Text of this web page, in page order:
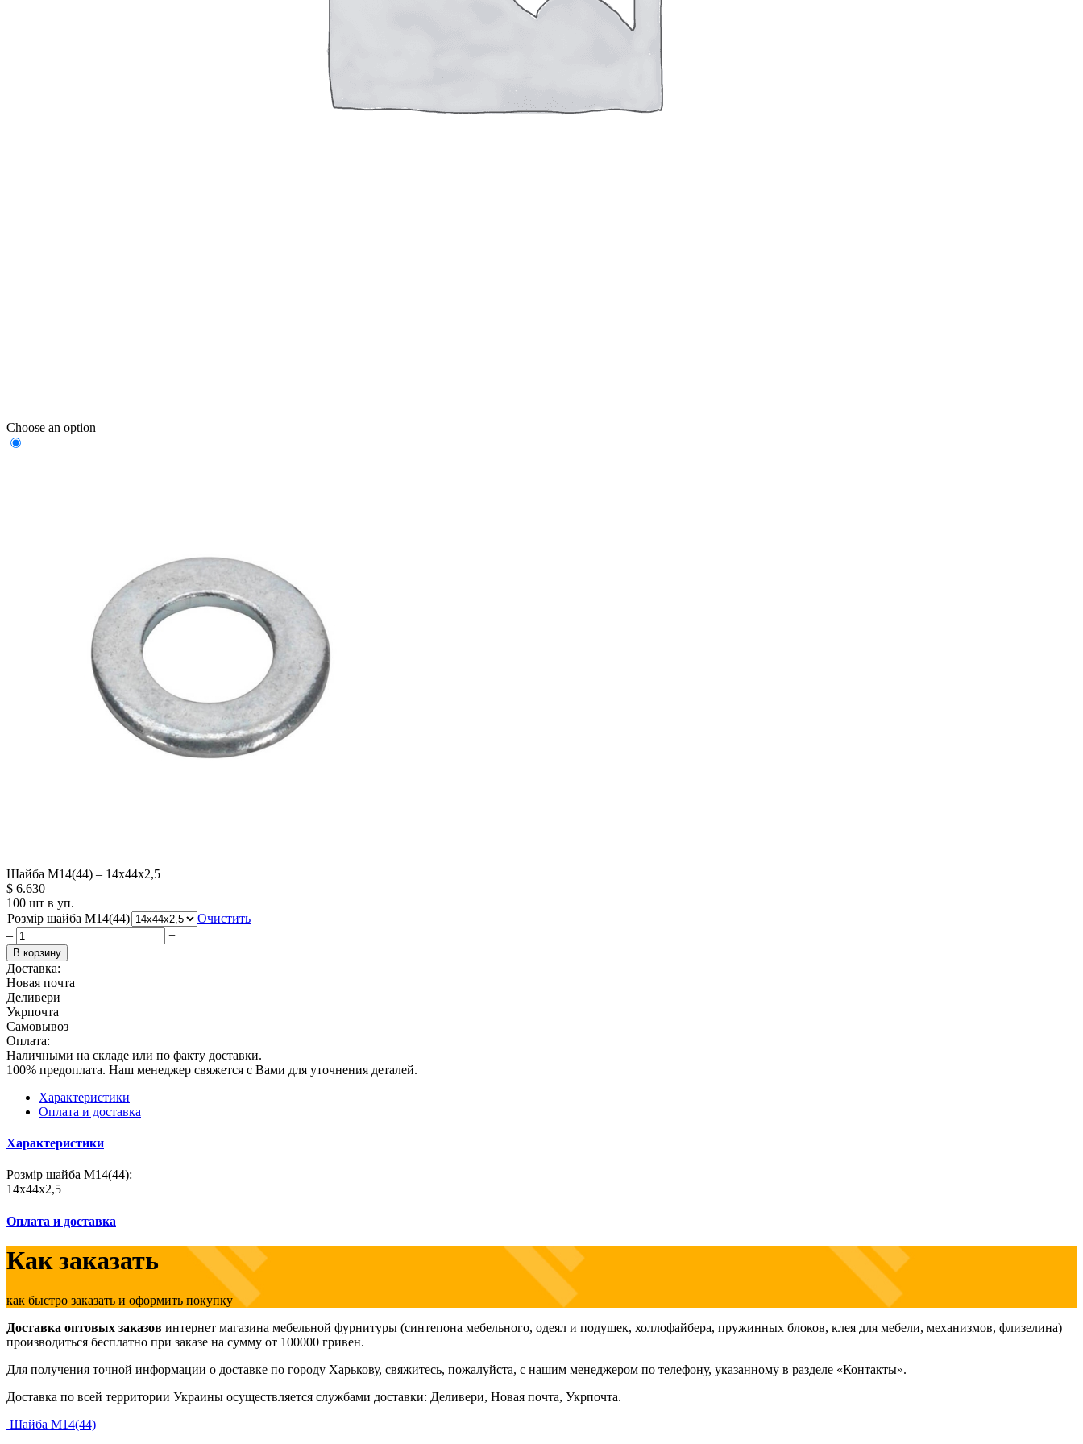
Choose an option
Шайба М14(44) – 14х44х2,5
$ 6.630
100 шт в уп.
Розмір шайба М14(44)
Очистить
–
+
В корзину
Доставка:
Новая почта
Деливери
Укрпочта
Самовывоз
Оплата:
Наличными на складе или по факту доставки.
100% предоплата. Наш менеджер свяжется с Вами для уточнения деталей.
Характеристики
Оплата и доставка
Характеристики
Розмір шайба М14(44):
14х44х2,5
Оплата и доставка
Как заказать
как быстро заказать и оформить покупку
Доставка оптовых заказов интернет магазина мебельной фурнитуры (синтепона мебельного, одеял и подушек, холлофайбера, пружинных блоков, клея для мебели, механизмов, флизелина)
производиться бесплатно при заказе на сумму от 100000 гривен.
Для получения точной информации о доставке по городу Харькову, свяжитесь, пожалуйста, с нашим менеджером по телефону, указанному в разделе «Контакты».
Доставка по всей территории Украины осуществляется службами доставки: Деливери, Новая почта, Укрпочта.
Шайба М14(44)